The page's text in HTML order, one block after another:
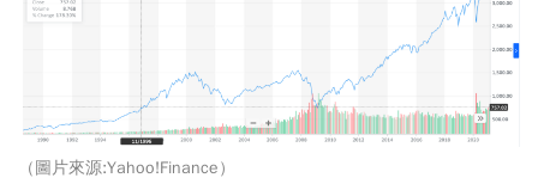
（圖片來源:Yahoo!Finance）